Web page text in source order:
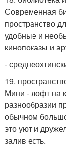
Современная
пространство
удобные и
кинопоказы и
-
19.
Мини - лофт на
разнообразии
обычном
это уют и
залив есть.